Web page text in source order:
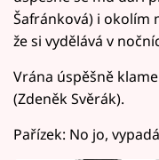
Šafránková) i okolím
že si vydělává v
Vrána úspěšně
(Zdeněk Svěrák).
Pařízek: No jo,